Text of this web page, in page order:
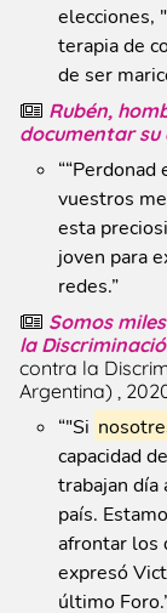
elecciones,
terapia de
de ser
Rubén,
documentar su
““Perdonad
vuestros
esta
joven para
redes.”
Somos
la
contra la
Argentina)
,
“"Si
capacidad
trabajan día
país.
afrontar los
expresó
último Foro.